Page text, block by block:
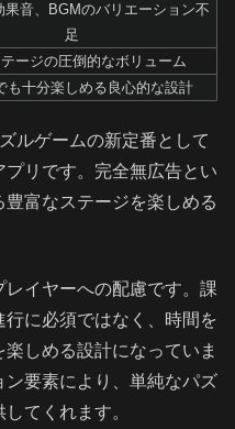
果音、BGMのバリエーション不
足
ージの圧倒的なボリューム
も十分楽しめる良心的な設計
ルゲームの新定番として
リです。完全無広告とい
富なステージを楽しめる
イヤーへの配慮です。課
に必須ではなく、時間を
しめる設計になっていま
要素により、単純なパズ
てくれます。